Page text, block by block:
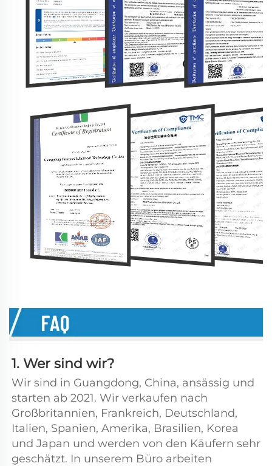
1. Wer sind wir?
Wir sind in Guangdong, China, ansässig und
starten ab 2021. Wir verkaufen nach
Großbritannien, Frankreich, Deutschland,
Italien, Spanien, Amerika, Brasilien, Korea
und Japan und werden von den Käufern sehr
geschätzt. In unserem Büro arbeiten